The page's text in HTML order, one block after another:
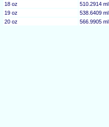
18 oz
510.2914 ml
19 oz
538.6409 ml
20 oz
566.9905 ml